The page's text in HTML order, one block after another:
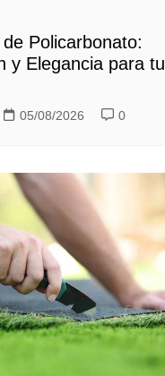
Policarbonato:
y Elegancia para tu
05/08/2026 0